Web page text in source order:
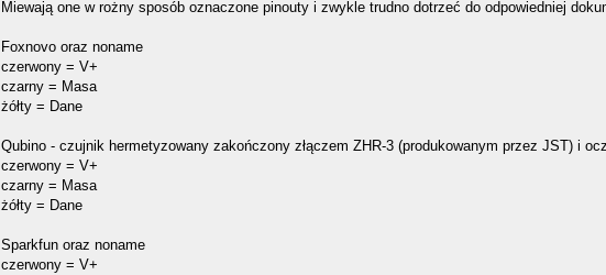
Miewają one w rożny sposób oznaczone pinouty i zwykle trudno dotrzeć do odpowiedniej
Foxnovo oraz noname
czerwony = V+
czarny = Masa
żółty = Dane
Qubino - czujnik hermetyzowany zakończony złączem ZHR-3 (produkowanym przez JST) i
czerwony = V+
czarny = Masa
żółty = Dane
Sparkfun oraz noname
czerwony = V+